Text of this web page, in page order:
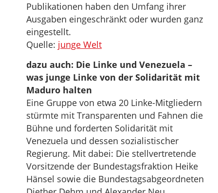
Publikationen haben den Umfang ihrer
Ausgaben eingeschränkt oder wurden ganz
eingestellt.
Quelle: junge Welt
dazu auch: Die Linke und Venezuela –
was junge Linke von der Solidarität mit
Maduro halten
Eine Gruppe von etwa 20 Linke-Mitgliedern
stürmte mit Transparenten und Fahnen die
Bühne und forderten Solidarität mit
Venezuela und dessen sozialistischer
Regierung. Mit dabei: Die stellvertretende
Vorsitzende der Bundestagsfraktion Heike
Hänsel sowie die Bundestagsabgeordneten